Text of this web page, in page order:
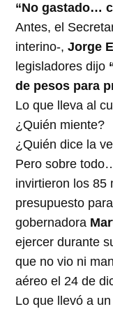
“No gastado…
Antes, el
interino-,Jorge
legisladores dijo
de pesos para
Lo que lleva al
¿Quién miente?
¿Quién dice la
Pero sobre
invirtieron los 85
presupuesto
gobernadora
ejercer durante
que no vio ni
aéreo el 24 de
Lo que llevó a